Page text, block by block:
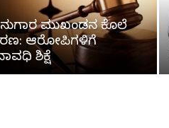
ಮುಖಂಡನ ಕೊಲೆ
ಆರೋಪಿಗಳಿಗೆ
ಶಿಕ್ಷೆ